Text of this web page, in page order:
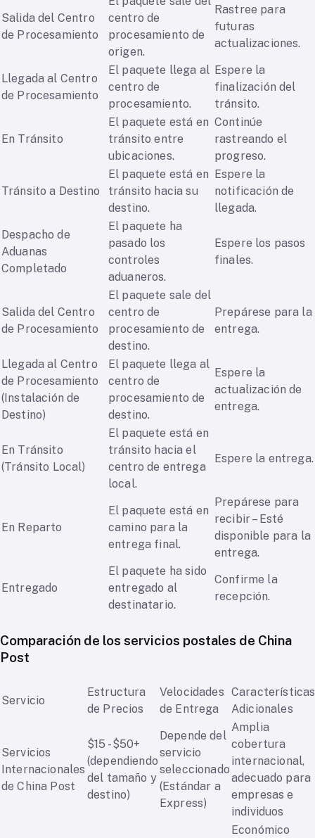
Salida del Centro
de Procesamiento
centro de
procesamiento de
origen.
Rastree para
futuras
actualizaciones.
Llegada al Centro
de Procesamiento
El paquete llega al
centro de
procesamiento.
Espere la
finalización del
tránsito.
En Tránsito
El paquete está en
tránsito entre
ubicaciones.
Continúe
rastreando el
progreso.
Tránsito a Destino
El paquete está en
tránsito hacia su
destino.
Espere la
notificación de
llegada.
Despacho de
Aduanas
Completado
El paquete ha
pasado los
controles
aduaneros.
Espere los pasos
finales.
Salida del Centro
de Procesamiento
El paquete sale del
centro de
procesamiento de
destino.
Prepárese para la
entrega.
Llegada al Centro
de Procesamiento
(Instalación de
Destino)
El paquete llega al
centro de
procesamiento de
destino.
Espere la
actualización de
entrega.
En Tránsito
(Tránsito Local)
El paquete está en
tránsito hacia el
centro de entrega
local.
Espere la entrega.
En Reparto
El paquete está en
camino para la
entrega final.
Prepárese para
recibir – Esté
disponible para la
entrega.
Entregado
El paquete ha sido
entregado al
destinatario.
Confirme la
recepción.
Comparación de los servicios postales de China
Post
Servicio
Estructura
de Precios
Velocidades
de Entrega
Características
Adicionales
Servicios
Internacionales
de China Post
$15 - $50+
(dependiendo
del tamaño y
destino)
Depende del
servicio
seleccionado
(Estándar a
Express)
Amplia
cobertura
internacional,
adecuado para
empresas e
individuos
Económico